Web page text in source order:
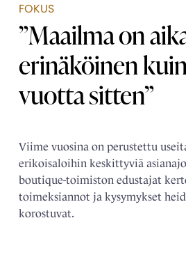
FOKUS
”Maailma on
erinäköinen
vuotta sitten”
Viime vuosina on perustettu
erikoisaloihin keskittyviä
boutique-toimiston edustajat
toimeksiannot ja kysymykset
korostuvat.